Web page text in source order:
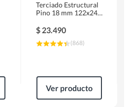
Terciado Estructural
Pino 18 mm 122x244
$ 23.490
(868)
Ver producto